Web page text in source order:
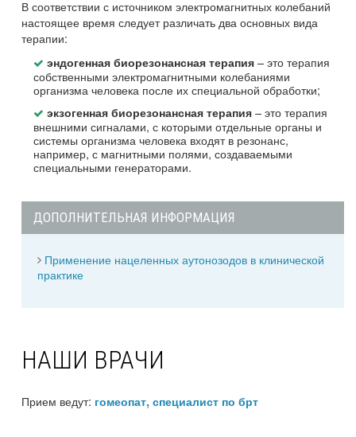
В соответствии с источником электромагнитных колебаний
настоящее время следует различать два основных вида
терапии:
эндогенная биорезонансная терапия – это терапия
собственными электромагнитными колебаниями
организма человека после их специальной обработки;
экзогенная биорезонансная терапия – это терапия
внешними сигналами, с которыми отдельные органы и
системы организма человека входят в резонанс,
например, с магнитными полями, создаваемыми
специальными генераторами.
ДОПОЛНИТЕЛЬНАЯ ИНФОРМАЦИЯ
Применение нацеленных аутонозодов в клинической
практике
НАШИ ВРАЧИ
Прием ведут: гомеопат, специалист по брт